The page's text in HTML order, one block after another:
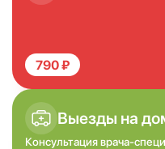
790 ₽
Выезды на
Консультация врача-